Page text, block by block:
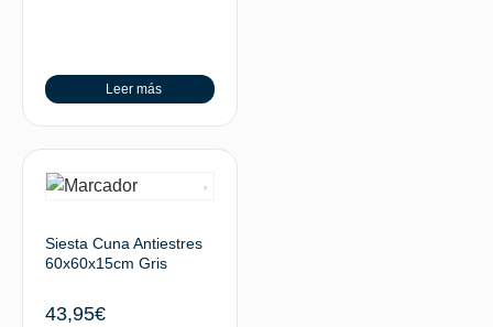
Leer más
Siesta Cuna Antiestres
60x60x15cm Gris
43,95€